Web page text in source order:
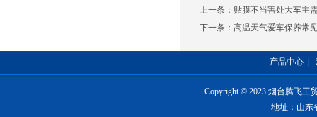
上一条： 贴膜不当害处大车主
下一条： 高温天气爱车保养常
产品中心
Copyright © 2023 烟台腾飞工
地址：山东